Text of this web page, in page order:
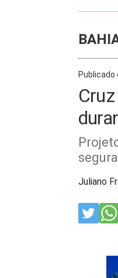
Publicado
Juliano